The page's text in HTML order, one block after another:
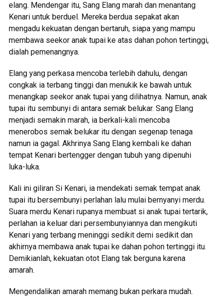
elang. Mendengar itu, Sang Elang marah dan menantang
Kenari untuk berduel. Mereka berdua sepakat akan
mengadu kekuatan dengan bertaruh, siapa yang mampu
membawa seekor anak tupai ke atas dahan pohon tertinggi,
dialah pemenangnya.
Elang yang perkasa mencoba terlebih dahulu, dengan
congkak ia terbang tinggi dan menukik ke bawah untuk
menangkap seekor anak tupai yang dilihatnya. Namun, anak
tupai itu sembunyi di antara semak belukar. Sang Elang
menjadi semakin marah, ia berkali-kali mencoba
menerobos semak belukar itu dengan segenap tenaga
namun ia gagal. Akhrinya Sang Elang kembali ke dahan
tempat Kenari bertengger dengan tubuh yang dipenuhi
luka-luka.
Kali ini giliran Si Kenari, ia mendekati semak tempat anak
tupai itu bersembunyi perlahan lalu mulai bernyanyi merdu.
Suara merdu Kenari rupanya membuat si anak tupai tertarik,
perlahan ia keluar dari persembunyiannya dan mengikuti
Kenari yang terbang meninggi sedikit demi sedikit dan
akhirnya membawa anak tupai ke dahan pohon tertinggi itu.
Demikianlah, kekuatan otot Elang tak berguna karena
amarah.
Mengendalikan amarah memang bukan perkara mudah.